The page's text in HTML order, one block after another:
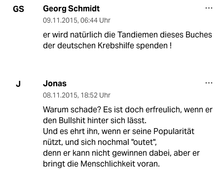
GS Georg Schmidt
09.11.2015, 06:44 Uhr
er wird natürlich die Tandiemen dieses Buches
der deutschen Krebshilfe spenden !
J Jonas
08.11.2015, 18:52 Uhr
Warum schade? Es ist doch erfreulich, wenn er
den Bullshit hinter sich lässt.
Und es ehrt ihn, wenn er seine Popularität
nützt, und sich nochmal "outet",
denn er kann nicht gewinnen dabei, aber er
bringt die Menschlichkeit voran.